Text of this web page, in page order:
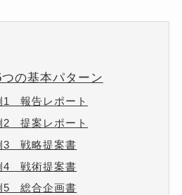
の基本パターン
1 報告レポート
2 提案レポート
3 戦略提案書
4 戦術提案書
5 総合企画書